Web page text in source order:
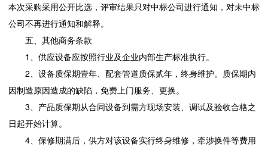
本次采购采用公开比选，评审结果只对中标公司进行通知，对未中标
公司不再进行通知和解释。
五、其他商务条款
1、供应设备应按照行业及企业内部生产标准执行。
2、设备质保期壹年、配套管道质保贰年，终身维护。质保期内
因制造原因造成的缺陷，免费上门服务、更换。
3、产品质保期从合同设备到需方现场安装、调试及验收合格之
日起开始计算。
4、保修期满后，供方对该设备实行终身维修，牵涉换件等费用